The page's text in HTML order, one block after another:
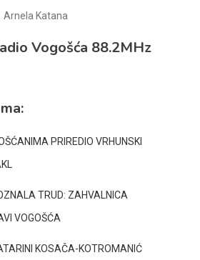
Arnela Katana
Vogošća 88.2MHz
PRIREDIO VRHUNSKI
TRUD: ZAHVALNICA
VOGOŠĆA
KOSAČA-KOTROMANIĆ